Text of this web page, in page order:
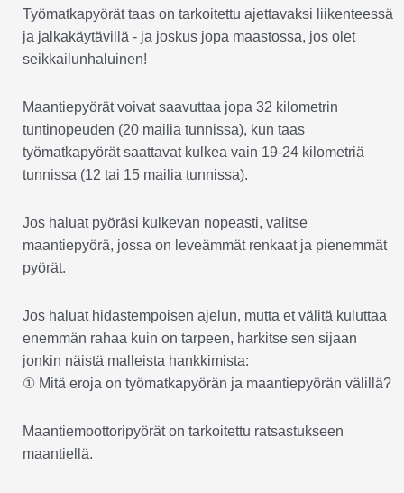
Työmatkapyörät taas on tarkoitettu ajettavaksi liikenteessä
ja jalkakäytävillä - ja joskus jopa maastossa, jos olet
seikkailunhaluinen!
Maantiepyörät voivat saavuttaa jopa 32 kilometrin
tuntinopeuden (20 mailia tunnissa), kun taas
työmatkapyörät saattavat kulkea vain 19-24 kilometriä
tunnissa (12 tai 15 mailia tunnissa).
Jos haluat pyöräsi kulkevan nopeasti, valitse
maantiepyörä, jossa on leveämmät renkaat ja pienemmät
pyörät.
Jos haluat hidastempoisen ajelun, mutta et välitä kuluttaa
enemmän rahaa kuin on tarpeen, harkitse sen sijaan
jonkin näistä malleista hankkimista:
① Mitä eroja on työmatkapyörän ja maantiepyörän välillä?
Maantiemoottoripyörät on tarkoitettu ratsastukseen
maantiellä.